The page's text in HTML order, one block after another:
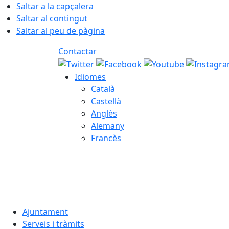
Saltar a la capçalera
Saltar al contingut
Saltar al peu de pàgina
Contactar
Idiomes
Català
Castellà
Anglès
Alemany
Francès
Ajuntament
Serveis i tràmits